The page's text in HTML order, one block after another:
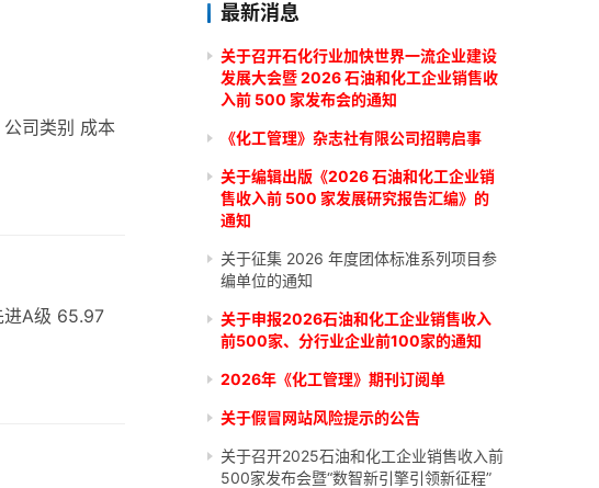
司类别 成本
进A级 65.97
最新消息
关于召开石化行业加快世界一流企业建设
发展大会暨 2026 石油和化工企业销售收
入前 500 家发布会的通知
《化工管理》杂志社有限公司招聘启事
关于编辑出版《2026 石油和化工企业销
售收入前 500 家发展研究报告汇编》的
通知
关于征集 2026 年度团体标准系列项目参
编单位的通知
关于申报2026石油和化工企业销售收入
前500家、分行业企业前100家的通知
2026年《化工管理》期刊订阅单
关于假冒网站风险提示的公告
关于召开2025石油和化工企业销售收入前
500家发布会暨“数智新引擎引领新征程”